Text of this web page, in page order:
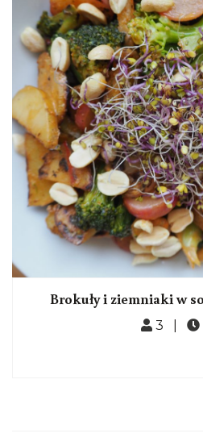
Brokuły i ziemniaki w
3 |